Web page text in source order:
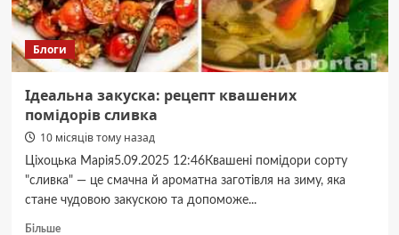
Блоги
Ідеальна закуска: рецепт квашених
помідорів сливка
10 місяців тому назад
Ціхоцька Марія5.09.2025 12:46Квашені помідори сорту
"сливка" — це смачна й ароматна заготівля на зиму, яка
стане чудовою закускою та допоможе...
БільшеДокладніше